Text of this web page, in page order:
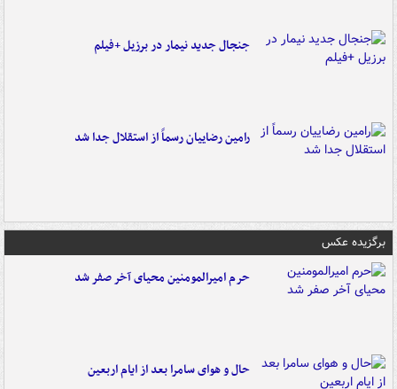
جنجال جدید نیمار در برزیل +فیلم
رامین رضاییان رسماً از استقلال جدا شد
برگزیده عکس
حرم امیرالمومنین محیای آخر صفر شد
حال و هوای سامرا بعد از ایام اربعین